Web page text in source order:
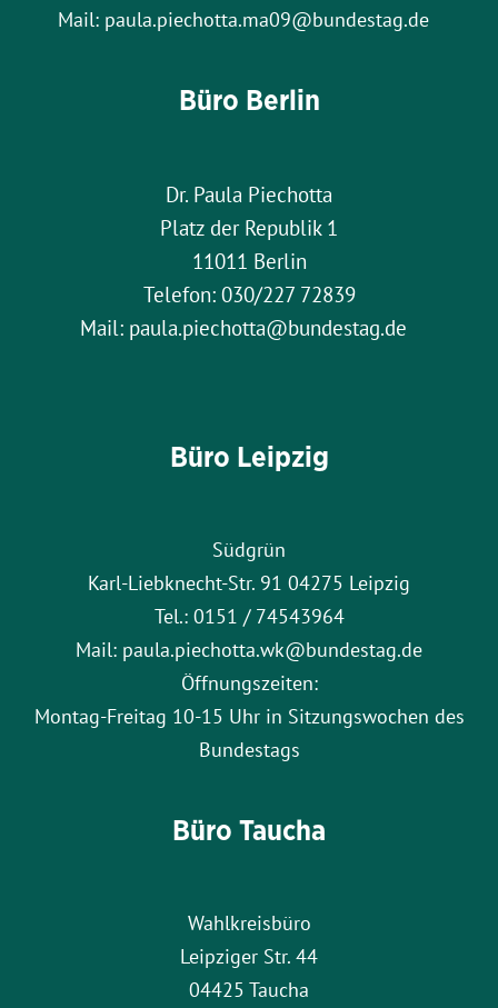
Mail: paula.piechotta.ma09@bundestag.de
Büro Berlin
Dr. Paula Piechotta
Platz der Republik 1
11011 Berlin
Telefon: 030/227 72839
Mail: paula.piechotta@bundestag.de
Büro Leipzig
Südgrün
Karl-Liebknecht-Str. 91 04275 Leipzig
Tel.: 0151 / 74543964
Mail: paula.piechotta.wk@bundestag.de
Öffnungszeiten:
Montag-Freitag 10-15 Uhr in Sitzungswochen des
Bundestags
Büro Taucha
Wahlkreisbüro
Leipziger Str. 44
04425 Taucha